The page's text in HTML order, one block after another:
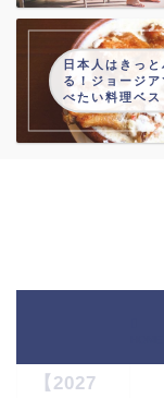
日本人はきっと
る！ジョージア
べたい料理ベス
【2027